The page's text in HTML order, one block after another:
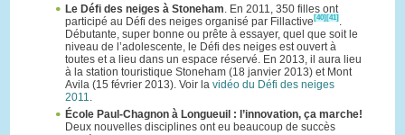
Le Défi des neiges à Stoneham. En 2011, 350 filles ont
participé au Défi des neiges organisé par Fillactive [40] [41] .
Débutante, super bonne ou prête à essayer, quel que soit le
niveau de l’adolescente, le Défi des neiges est ouvert à
toutes et a lieu dans un espace réservé. En 2013, il aura lieu
à la station touristique Stoneham (18 janvier 2013) et Mont
Avila (15 février 2013). Voir la vidéo du Défi des neiges
2011.
École Paul-Chagnon à Longueuil : l’innovation, ça marche!
Deux nouvelles disciplines ont eu beaucoup de succès